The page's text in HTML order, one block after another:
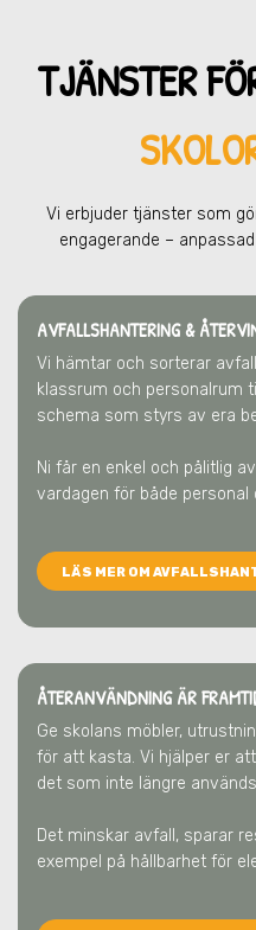
TJÄNSTER
Vi erbjuder tjänster som
engagerande –
AVFALLSHANTERING &
Vi hämtar och sorterar
klassrum och personalrum
schema som styrs av era
Ni får en enkel och pålitlig
vardagen för både personal
LÄS MER OM
ÅTERANVÄNDNING ÄR
Ge skolans möbler,
för att kasta. Vi hjälper er
det som inte längre används
Det minskar avfall, sparar
exempel på hållbarhet för